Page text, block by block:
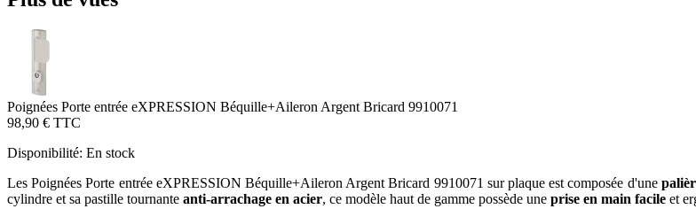
Poignées Porte entrée eXPRESSION Béquille+Aileron Argent Bricard 9910071
98,90 € TTC
Disponibilité: En stock
Les Poignées Porte entrée eXPRESSION Béquille+Aileron Argent Bricard 9910071 sur plaque est composée d'une
cylindre et sa pastille tournante anti-arrachage en acier, ce modèle haut de gamme possède une prise en main facile et